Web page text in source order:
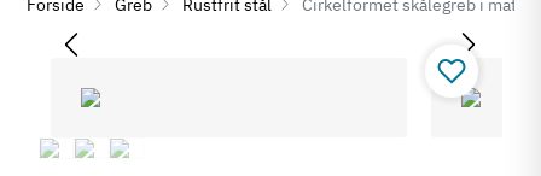
Forside Greb Rustfrit stål Cirkelformet skålegreb i mat